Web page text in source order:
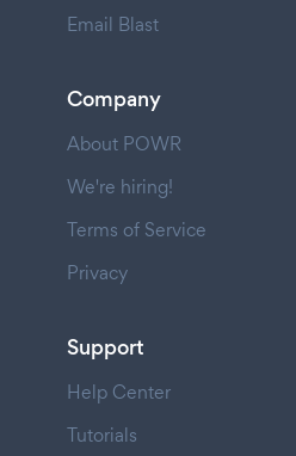
Email Blast
Company
About POWR
We're hiring!
Terms of Service
Privacy
Support
Help Center
Tutorials